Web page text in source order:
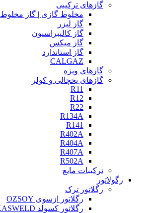
گازهای ترکیبی
مخلوط گازی | گاز مخلوط
گاز لیزر
گاز کالیبراسیون
گاز میکس
گاز استاندارد
CALGAZ
گازهای ویژه
گازهای یخچالی و کولر
R11
R12
R22
R134A
R141
R402A
R404A
R407A
R502A
ترکیبات مایع
رگولاتور
رگلاتور ترک
رگلاتور ازسوی OZSOY
رگلاتور کسولد KASWELD